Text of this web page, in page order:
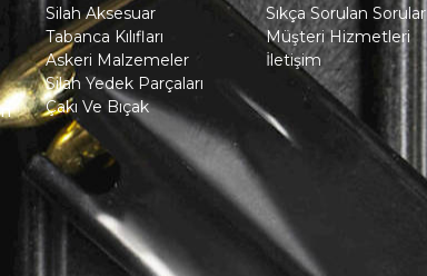
Silah Aksesuar
Tabanca Kılıfları
Askeri Malzemeler
Silah Yedek Parçaları
Çakı Ve Bıçak
Sıkça Sorulan Sorular
Müşteri Hizmetleri
İletişim